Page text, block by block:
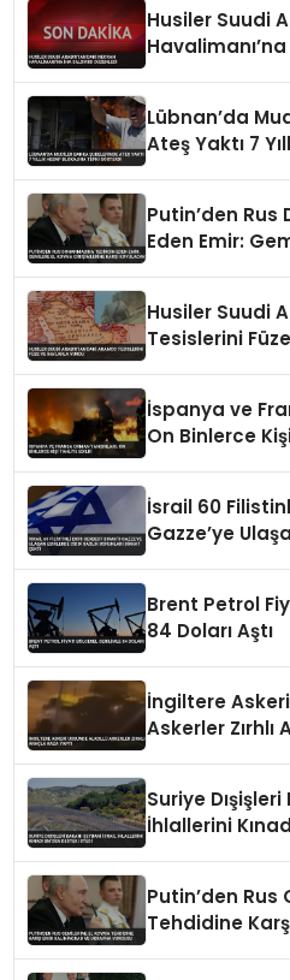
Husiler Suudi
Havalimanı’na
Lübnan’da
Ateş Yaktı 7
Putin’den Rus
Eden Emir:
Husiler Suudi
Tesislerini
İspanya ve
On Binlerce
İsrail 60
Gazze’ye
Brent Petrol
84 Doları Aştı
İngiltere
Askerler Zırhlı
Suriye
İhlallerini
Putin’den Rus
Tehdidine